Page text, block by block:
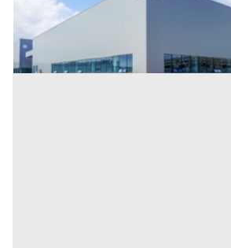
Casale di Scodosia
Codice asta:
Asta chiusa